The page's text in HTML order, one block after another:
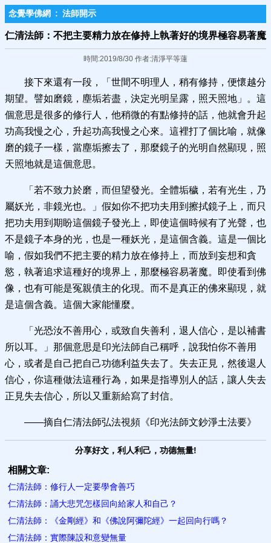
念覺學佛網 : 法師開示
仁清法師：不把主要精力放在修持上執著好的境界極容易著魔
時間:2019/8/30 作者:清淨平等蓮
接下來還有一段，「世間不明理人，稍有修持，便懷越分
期望。譬如磨鏡，塵垢若盡，決定光明呈露，照天照地」。這
個意思是很多的修行人，他稍微的有點修持的話，他就會升起
功高我慢之心，升起功高我慢之心來。這裡打了個比喻，就像
磨的鏡子一樣，當塵垢擦去了，那麼鏡子的光明自然顯現，照
天照地就是這個意思。
「若不致力於磨，而但望發光。全體垢穢，若有光生，乃
屬妖光，非鏡光也。」假如你不把功夫用到擦拭鏡子上，而只
把功夫用到期盼這個鏡子發光上，即使這個時候有了光聲，也
不是鏡子本身的光，也是一種妖光，是這個含義。這是一個比
喻，假如我們不把主要的精力放在修持上，而放到妄想和貪
慾，執著追求這種好的境界上，那麼極容易著魔。即使看到佛
像，也有可能是冤親債主的化現。而不是真正的佛來顯現，就
是這個含義。這個大家能懂麼。
「光恐汝不善用心，或致自失善利，退人信心，是以補書
所以耳。」那個意思是印光法師自己稱呼，說我怕你不善用
心，或者是自己把自己功德利益失去了。失去正見，然後退人
信心，你這種做法這種行為，如果是指導別人的話，讓人失去
正見失去信心，所以又重新給寫了封信。
——摘自仁清法師弘法視頻《印光法師文鈔淨土法要》
分享好文，利人利己，功德無量!
相關文章:
仁清法師：修行人一定要學會善巧
仁清法師：誦大悲咒怎樣回向給家人和自己？
仁清法師：《金剛經》和《佛說阿彌陀經》一起回向行嗎？
仁清法師：實際陳設和意變無量